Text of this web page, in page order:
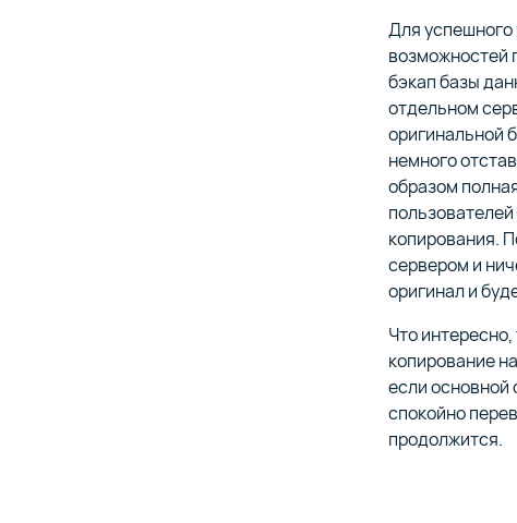
Для успешного
возможностей
бэкап базы
отдельном
оригинальной
немного
образом
копирования.
сервером и
оригинал и
Что
копирование
если основной
спокойно
продолжится.